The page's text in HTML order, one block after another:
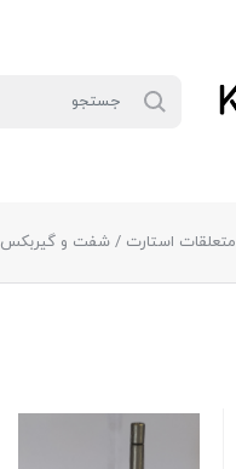
متعلقات استارت / شفت و گیربکس